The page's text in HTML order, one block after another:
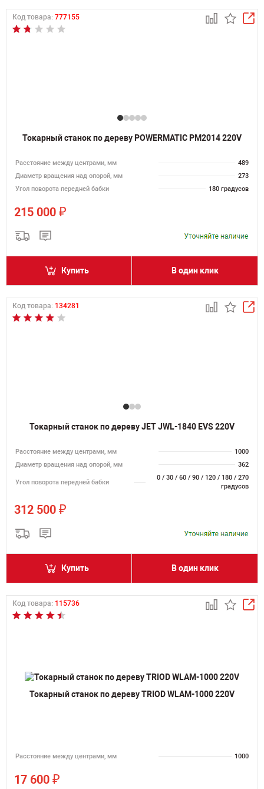
Код товара: 777155
Токарный станок по дереву POWERMATIC PM2014 220V
Расстояние между центрами, мм
489
Диаметр вращения над опорой, мм
273
Угол поворота передней бабки
180 градусов
215 000 ₽
Купить В один клик
Код товара: 134281
Токарный станок по дереву JET JWL-1840 EVS 220V
Расстояние между центрами, мм
1000
Диаметр вращения над опорой, мм
362
Угол поворота передней бабки
0 / 30 / 60 / 90 / 120 / 180 / 270
градусов
312 500 ₽
Купить В один клик
Код товара: 115736
Токарный станок по дереву TRIOD WLAM-1000 220V
Расстояние между центрами, мм 1000
17 600 ₽